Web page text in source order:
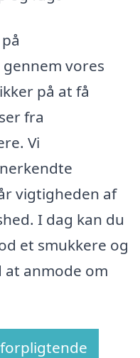
vores
på at få
fra
Vi
vigtigheden af
I dag kan du
et smukkere og
anmode om